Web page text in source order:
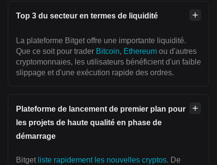
Top 3 du secteur en termes de liquidité
La plateforme Bitget offre une importante liquidité.
Que ce soit pour trader Bitcoin, Ethereum ou d'autres
cryptomonnaies, les utilisateurs bénéficient d'un faible
slippage et d'une exécution rapide des ordres.
Plateforme de lancement de premier plan pour
les projets de haute qualité en phase de
démarrage
Bitget liste rapidement les nouvelles cryptos. De